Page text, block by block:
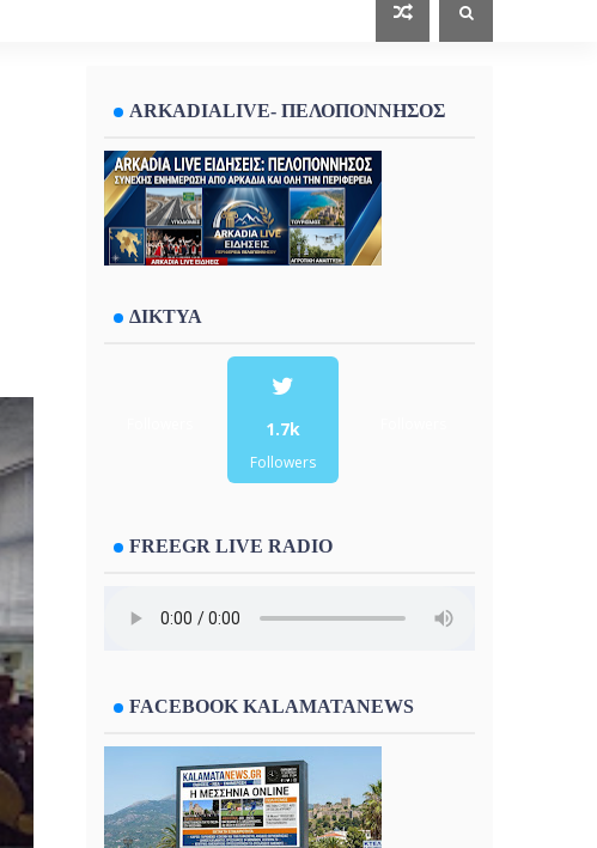
ARKADIALIVE- ΠΕΛΟΠΟΝΝΗΣΟΣ
ΔΙΚΤΥΑ
1.7k
Followers
FREEGR LIVE RADIO
FACEBOOK KALAMATANEWS